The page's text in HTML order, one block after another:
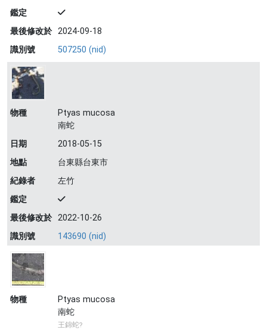
鑑定
最後修改於 2024-09-18
識別號
507250 (nid)
物種
Ptyas mucosa
南蛇
日期
2018-05-15
地點
台東縣台東市
紀錄者
左竹
鑑定
最後修改於 2022-10-26
識別號
143690 (nid)
物種
Ptyas mucosa
南蛇
王錦蛇?